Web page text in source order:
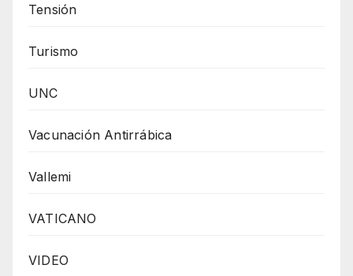
Tensión
Turismo
UNC
Vacunación Antirrábica
Vallemi
VATICANO
VIDEO